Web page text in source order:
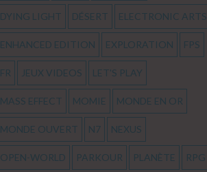
DYING LIGHT DÉSERT ELECTRONIC ARTS
ENHANCED EDITION EXPLORATION FPS
FR JEUX VIDEOS LET'S PLAY
MASS EFFECT MOMIE MONDE EN OR
MONDE OUVERT N7 NEXUS
OPEN-WORLD PARKOUR PLANÈTE RPG